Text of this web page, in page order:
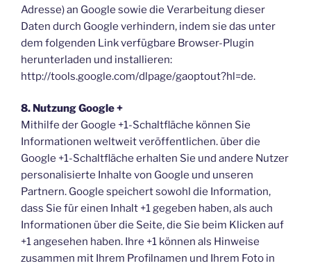
Adresse) an Google sowie die Verarbeitung dieser
Daten durch Google verhindern, indem sie das unter
dem folgenden Link verfügbare Browser-Plugin
herunterladen und installieren:
http://tools.google.com/dlpage/gaoptout?hl=de.
8. Nutzung Google +
Mithilfe der Google +1-Schaltfläche können Sie
Informationen weltweit veröffentlichen. über die
Google +1-Schaltfläche erhalten Sie und andere Nutzer
personalisierte Inhalte von Google und unseren
Partnern. Google speichert sowohl die Information,
dass Sie für einen Inhalt +1 gegeben haben, als auch
Informationen über die Seite, die Sie beim Klicken auf
+1 angesehen haben. Ihre +1 können als Hinweise
zusammen mit Ihrem Profilnamen und Ihrem Foto in